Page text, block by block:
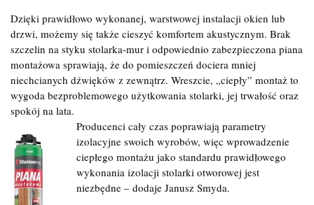
Dzięki prawidłowo wykonanej, warstwowej instalacji okien lub
drzwi, możemy się także cieszyć komfortem akustycznym. Brak
szczelin na styku stolarka-mur i odpowiednio zabezpieczona piana
montażowa sprawiają, że do pomieszczeń dociera mniej
niechcianych dźwięków z zewnątrz. Wreszcie, „ciepły” montaż to
wygoda bezproblemowego użytkowania stolarki, jej trwałość oraz
spokój na lata.
Producenci cały czas poprawiają parametry
izolacyjne swoich wyrobów, więc wprowadzenie
ciepłego montażu jako standardu prawidłowego
wykonania izolacji stolarki otworowej jest
niezbędne – dodaje Janusz Smyda.